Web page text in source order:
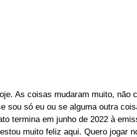
As coisas mudaram muito, não
sou só eu ou se alguma outra
termina em junho de 2022 à
muito feliz aqui. Quero jogar